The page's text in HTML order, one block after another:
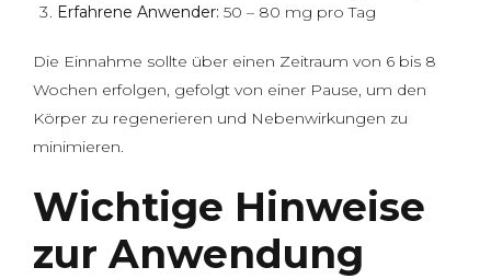
Erfahrene Anwender: 50 – 80 mg pro Tag
Die Einnahme sollte über einen Zeitraum von 6 bis 8
Wochen erfolgen, gefolgt von einer Pause, um den
Körper zu regenerieren und Nebenwirkungen zu
minimieren.
Wichtige Hinweise
zur Anwendung